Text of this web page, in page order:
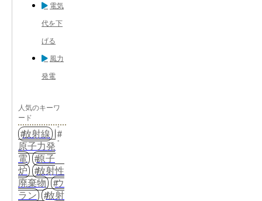
電気
代を下
げる
風力
発電
人気のキーワ
ード
放射線
原子力発
電
原子
炉
放射性
廃棄物
ウ
ラン
放射